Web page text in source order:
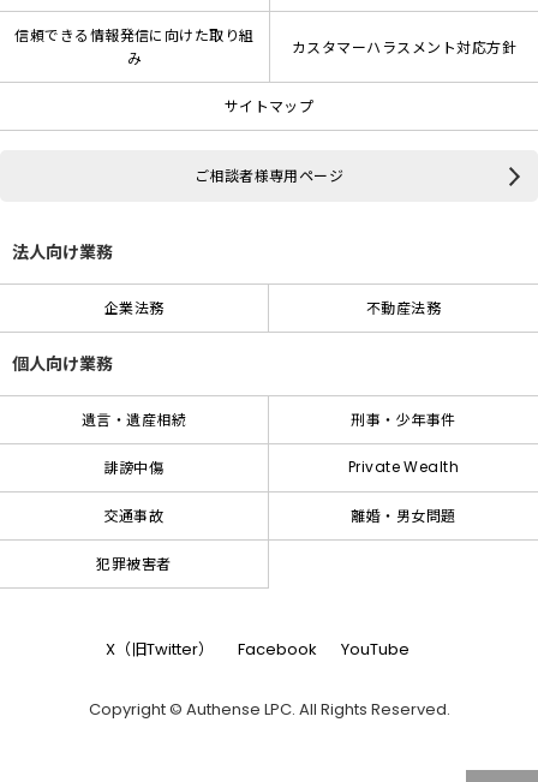
信頼できる情報発信に向けた取り組
み
カスタマーハラスメント対応方針
サイトマップ
ご相談者様専用ページ
法人向け業務
企業法務 不動産法務
個人向け業務
遺言・遺産相続 刑事・少年事件
誹謗中傷 Private Wealth
交通事故 離婚・男女問題
犯罪被害者
X（旧Twitter） Facebook YouTube
Copyright © Authense LPC. All Rights Reserved.